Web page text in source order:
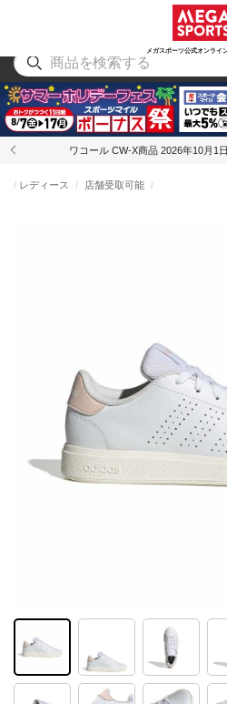
メガスポーツ公式オンライ
アウトドア
ワコール CW-X商品 2026年10月1
レディース 店舗受取可能